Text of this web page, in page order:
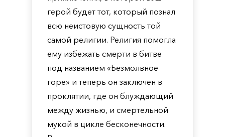
герой будет тот, который познал
всю неистовую сущность той
самой религии. Религия помогла
ему избежать смерти в битве
под названием «Безмолвное
горе» и теперь он заключен в
проклятии, где он блуждающий
между жизнью, и смертельной
мукой в цикле бесконечности.